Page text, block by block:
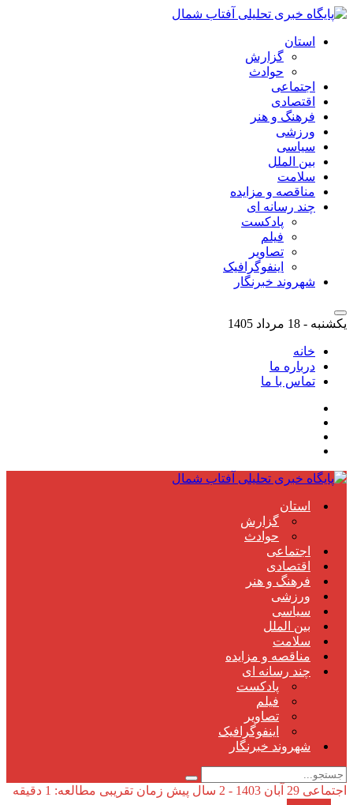
استان
گزارش
حوادث
اجتماعی
اقتصادی
فرهنگ و هنر
ورزشی
سیاسی
بین الملل
سلامت
مناقصه و مزایده
چند رسانه ای
پادکست
فیلم
تصاویر
اینفوگرافیک
شهروند خبرنگار
یکشنبه - 18 مرداد 1405
خانه
درباره ما
تماس با ما
استان
گزارش
حوادث
اجتماعی
اقتصادی
فرهنگ و هنر
ورزشی
سیاسی
بین الملل
سلامت
مناقصه و مزایده
چند رسانه ای
پادکست
فیلم
تصاویر
اینفوگرافیک
شهروند خبرنگار
اجتماعی 29 آبان 1403 - 2 سال پیش
زمان تقریبی مطالعه: 1 دقیقه